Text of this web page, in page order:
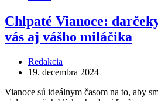
Chlpaté Vianoce:
vás aj vášho miláčika
Redakcia
19. decembra 2024
Vianoce sú ideálnym časom na to, aby